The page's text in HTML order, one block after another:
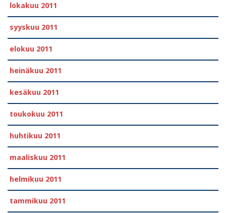
lokakuu 2011
syyskuu 2011
elokuu 2011
heinäkuu 2011
kesäkuu 2011
toukokuu 2011
huhtikuu 2011
maaliskuu 2011
helmikuu 2011
tammikuu 2011